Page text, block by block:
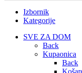
Izbornik
Kategorije
SVE ZA DOM
Back
Kupaonica
Back